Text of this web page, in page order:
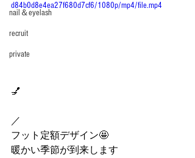
nail＆eyelash
recruit
private
d84b0d8e4ea27f680d7cf6/1080p/mp4/file.mp4
💅
／
フット定額デザイン🤩
暖かい季節が到来します